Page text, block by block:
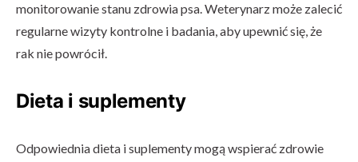
monitorowanie stanu zdrowia psa. Weterynarz może zalecić
regularne wizyty kontrolne i badania, aby upewnić się, że
rak nie powrócił.
Dieta i suplementy
Odpowiednia dieta i suplementy mogą wspierać zdrowie